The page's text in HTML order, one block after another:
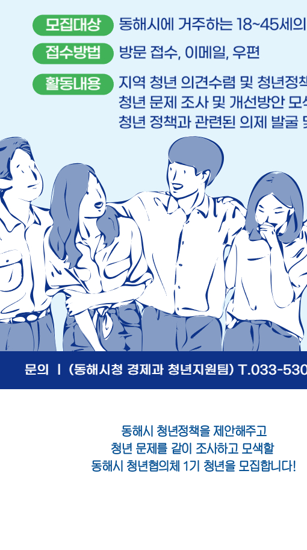
동해시 청년정책을 제안해주고
청년 문제를 같이 조사하고 모색할
동해시 청년협의체 1기 청년을 모집합니다!